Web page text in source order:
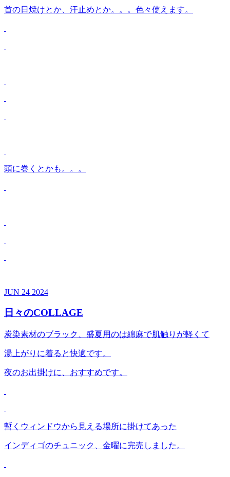
首の日焼けとか、汗止めとか。。。色々使えます。
頭に巻くとかも。。。
JUN 24 2024
日々のCOLLAGE
炭染素材のブラック、盛夏用のは綿麻で肌触りが軽くて
湯上がりに着ると快適です。
夜のお出掛けに、おすすめです。
暫くウィンドウから見える場所に掛けてあった
インディゴのチュニック、金曜に完売しました。